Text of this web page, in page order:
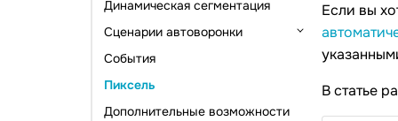
Инструменты подписки
Email валидатор
Дополнительные возможности
Статистика и аналитика
Триггеры цепочки
Элементы коммуникации
Элементы действия
Другие элементы
Динамическая сегментация
Сценарии автоворонки
Автоматизация CRM
Автоматизация курсов
Автоматизация рассылок
События
Пиксель
Дополнительные возможности
Если вы
В статье